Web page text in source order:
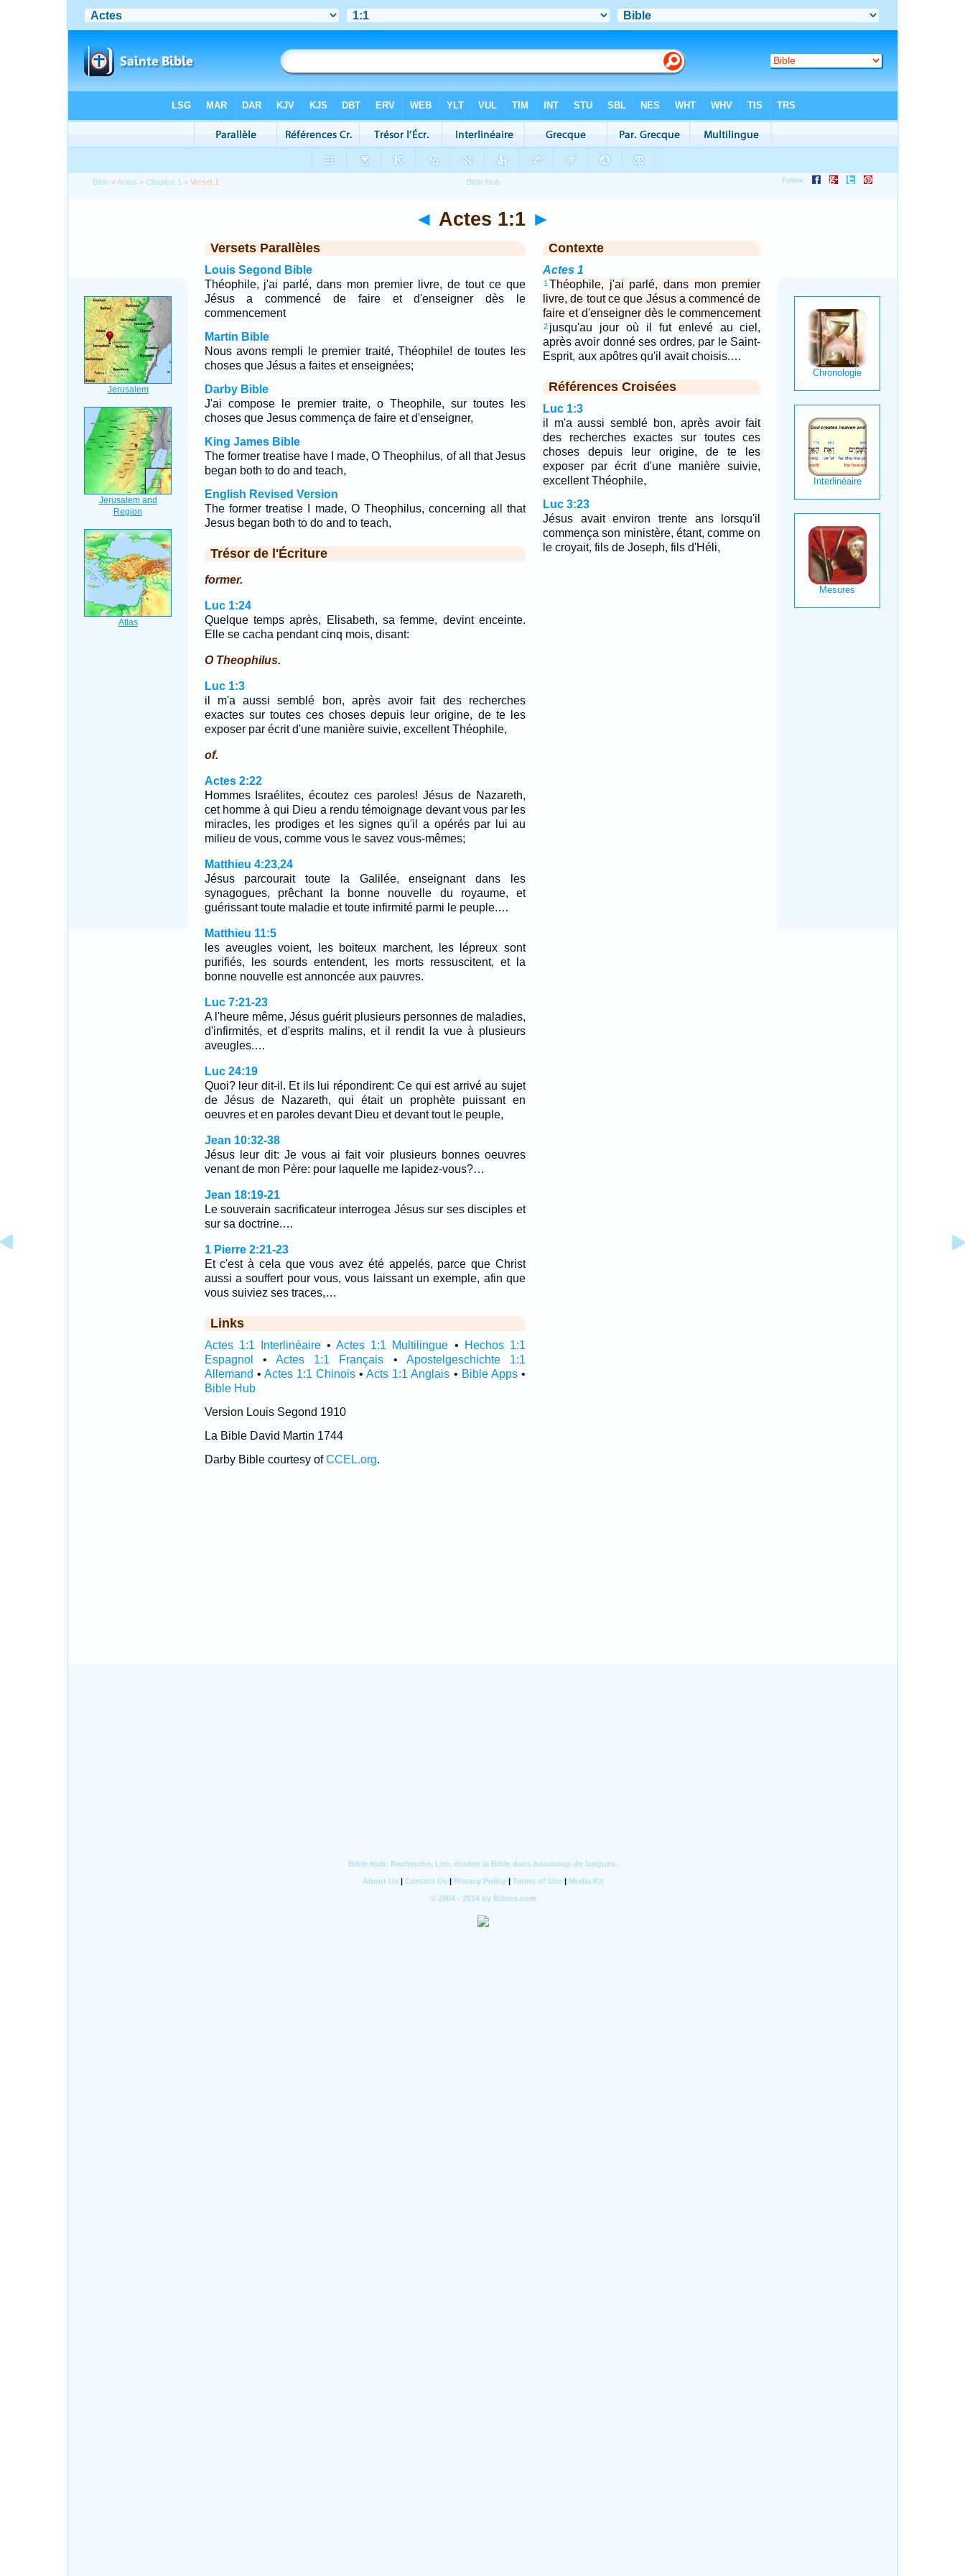
Bible >Actes >Chapitre 1 > Verset 1
◄ Actes 1:1 ►
Versets Parallèles
Louis Segond Bible
Théophile, j'ai parlé, dans mon premier livre, de tout ce que
Jésus a commencé de faire et d'enseigner dès le
commencement
Martin Bible
Nous avons rempli le premier traité, Théophile! de toutes les
choses que Jésus a faites et enseignées;
Darby Bible
J'ai compose le premier traite, o Theophile, sur toutes les
choses que Jesus commença de faire et d'enseigner,
King James Bible
The former treatise have I made, O Theophilus, of all that Jesus
began both to do and teach,
English Revised Version
The former treatise I made, O Theophilus, concerning all that
Jesus began both to do and to teach,
Trésor de l'Écriture
former.
Luc 1:24
Quelque temps après, Elisabeth, sa femme, devint enceinte.
Elle se cacha pendant cinq mois, disant:
O Theophilus.
Luc 1:3
il m'a aussi semblé bon, après avoir fait des recherches
exactes sur toutes ces choses depuis leur origine, de te les
exposer par écrit d'une manière suivie, excellent Théophile,
of.
Actes 2:22
Hommes Israélites, écoutez ces paroles! Jésus de Nazareth,
cet homme à qui Dieu a rendu témoignage devant vous par les
miracles, les prodiges et les signes qu'il a opérés par lui au
milieu de vous, comme vous le savez vous-mêmes;
Matthieu 4:23,24
Jésus parcourait toute la Galilée, enseignant dans les
synagogues, prêchant la bonne nouvelle du royaume, et
guérissant toute maladie et toute infirmité parmi le peuple.…
Matthieu 11:5
les aveugles voient, les boiteux marchent, les lépreux sont
purifiés, les sourds entendent, les morts ressuscitent, et la
bonne nouvelle est annoncée aux pauvres.
Luc 7:21-23
A l'heure même, Jésus guérit plusieurs personnes de maladies,
d'infirmités, et d'esprits malins, et il rendit la vue à plusieurs
aveugles.…
Luc 24:19
Quoi? leur dit-il. Et ils lui répondirent: Ce qui est arrivé au sujet
de Jésus de Nazareth, qui était un prophète puissant en
oeuvres et en paroles devant Dieu et devant tout le peuple,
Jean 10:32-38
Jésus leur dit: Je vous ai fait voir plusieurs bonnes oeuvres
venant de mon Père: pour laquelle me lapidez-vous?…
Jean 18:19-21
Le souverain sacrificateur interrogea Jésus sur ses disciples et
sur sa doctrine.…
1 Pierre 2:21-23
Et c'est à cela que vous avez été appelés, parce que Christ
aussi a souffert pour vous, vous laissant un exemple, afin que
vous suiviez ses traces,…
Links
Actes 1:1 Interlinéaire•Actes 1:1 Multilingue •
Hechos 1:1
Espagnol
• Actes 1:1 Français • Apostelgeschichte 1:1
Allemand • Actes 1:1 Chinois•Acts 1:1 Anglais • Bible Apps•
Bible Hub
Version Louis Segond 1910
La Bible David Martin 1744
Darby Bible courtesy ofCCEL.org.
Contexte
Actes 1
1 Théophile, j'ai parlé, dans mon premier
livre, de tout ce que Jésus a commencé de
faire et d'enseigner dès le commencement
2 jusqu'au jour où il fut enlevé au ciel,
après avoir donné ses ordres, par le Saint-
Esprit, aux apôtres qu'il avait choisis.…
Références Croisées
Luc 1:3
il m'a aussi semblé bon, après avoir fait
des recherches exactes sur toutes ces
choses depuis leur origine, de te les
exposer par écrit d'une manière suivie,
excellent Théophile,
Luc 3:23
Jésus avait environ trente ans lorsqu'il
commença son ministère, étant, comme on
le croyait, fils de Joseph, fils d'Héli,